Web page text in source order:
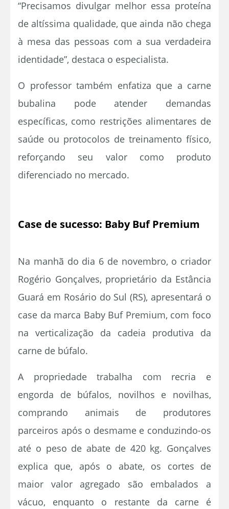
“Precisamos divulgar melhor essa proteína
de altíssima qualidade, que ainda não chega
à mesa das pessoas com a sua verdadeira
identidade”, destaca o especialista.
O professor também enfatiza que a carne
bubalina pode atender demandas
específicas, como restrições alimentares de
saúde ou protocolos de treinamento físico,
reforçando seu valor como produto
diferenciado no mercado.
Case de sucesso: Baby Buf Premium
Na manhã do dia 6 de novembro, o criador
Rogério Gonçalves, proprietário da Estância
Guará em Rosário do Sul (RS), apresentará o
case da marca Baby Buf Premium, com foco
na verticalização da cadeia produtiva da
carne de búfalo.
A propriedade trabalha com recria e
engorda de búfalos, novilhos e novilhas,
comprando animais de produtores
parceiros após o desmame e conduzindo-os
até o peso de abate de 420 kg. Gonçalves
explica que, após o abate, os cortes de
maior valor agregado são embalados a
vácuo, enquanto o restante da carne é